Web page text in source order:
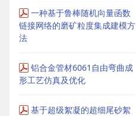
一种基于鲁棒随机向量函数
链接网络的磨矿粒度集成建模方
法
铝合金管材6061自由弯曲成
形工艺仿真及优化
基于超级絮凝的超细尾砂絮